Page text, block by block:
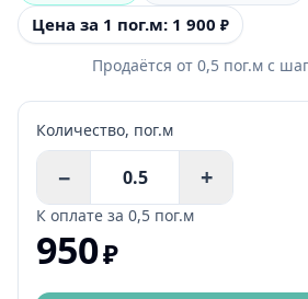
Цена за 1 пог.м: 1 900 ₽
Продаётся от 0,5 пог.м с
Количество, пог.м
− +
К оплате за 0,5 пог.м
950₽